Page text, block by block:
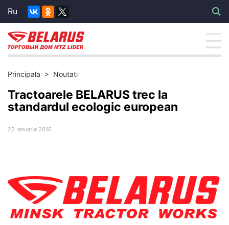
Ru
Principala > Noutati
Tractoarele BELARUS trec la
standardul ecologic european
22 Ianuarie 2016